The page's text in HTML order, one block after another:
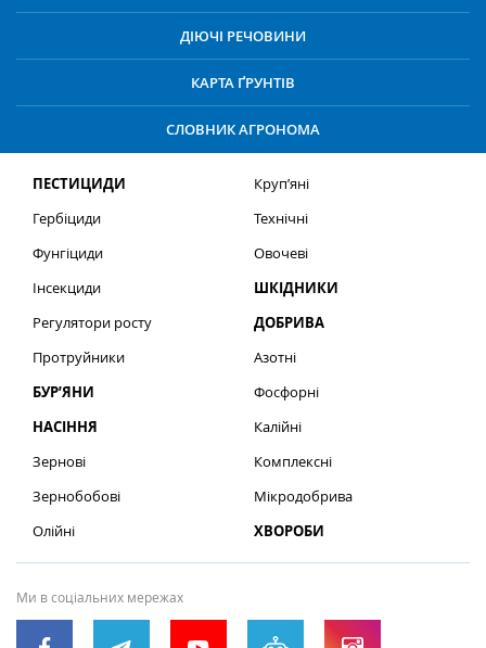
ДІЮЧІ РЕЧОВИНИ
КАРТА ҐРУНТІВ
СЛОВНИК АГРОНОМА
ПЕСТИЦИДИ
Гербіциди
Фунгіциди
Інсекциди
Регулятори росту
Протруйники
БУР’ЯНИ
НАСІННЯ
Зернові
Зернобобові
Олійні
Круп’яні
Технічні
Овочеві
ШКІДНИКИ
ДОБРИВА
Азотні
Фосфорні
Калійні
Комплексні
Мікродобрива
ХВОРОБИ
Ми в соціальних мережах